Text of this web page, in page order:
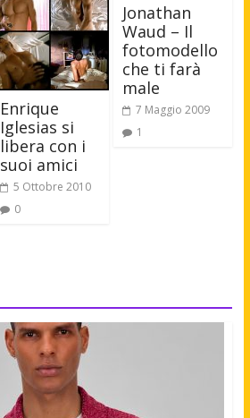
Enrique
Iglesias si
libera con i
suoi amici
5 Ottobre 2010
0
Jonathan
Waud – Il
fotomodello
che ti farà
male
7 Maggio 2009
1